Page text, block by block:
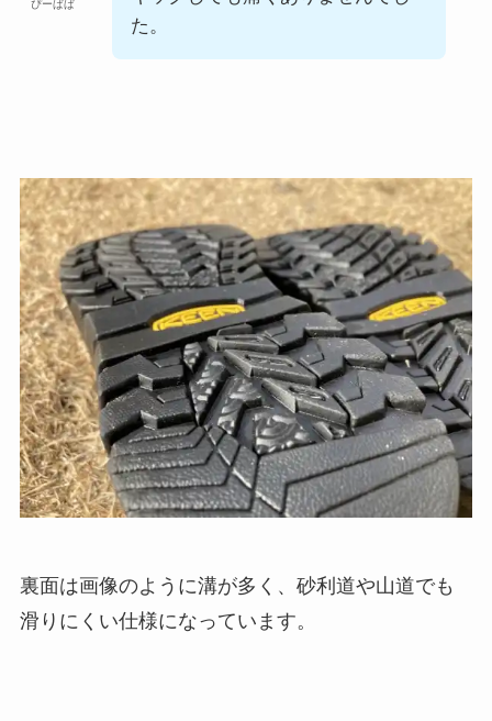
ぴーぱぱ
た。
裏面は画像のように溝が多く、砂利道や山道でも
滑りにくい仕様になっています。